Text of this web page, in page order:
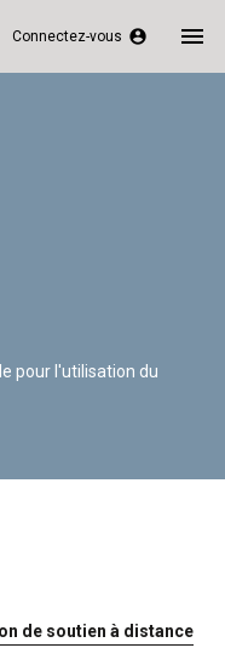
Connectez-vous account_circle menu
pour l'utilisation du
de soutien à distance